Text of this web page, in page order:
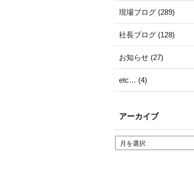
現場ブログ (289)
社長ブログ (128)
お知らせ (27)
etc… (4)
アーカイブ